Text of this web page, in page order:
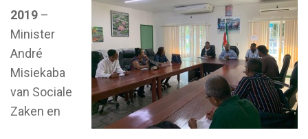
2019 –
Minister
André
Misiekaba
van Sociale
Zaken en